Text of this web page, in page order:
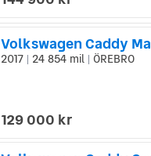
Volkswagen Caddy
2017 24 854 mil ÖREBRO
129 000 kr